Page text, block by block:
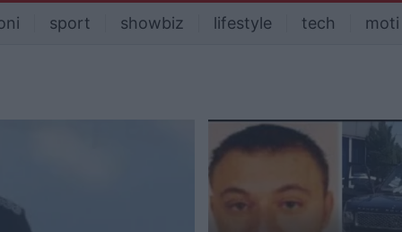
sport showbiz lifestyle tech moti